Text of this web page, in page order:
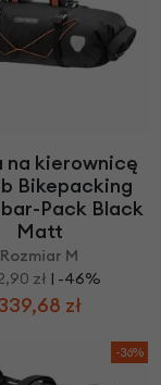
na kierownicę
Bikepacking
Pack Black
Matt
Rozmiar M
zł | -46%
zł
-36%